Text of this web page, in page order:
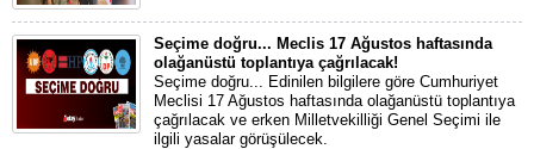
Seçime doğru... Meclis 17 Ağustos haftasında
olağanüstü toplantıya çağrılacak!
Seçime doğru... Edinilen bilgilere göre Cumhuriyet
Meclisi 17 Ağustos haftasında olağanüstü toplantıya
çağrılacak ve erken Milletvekilliği Genel Seçimi ile
ilgili yasalar görüşülecek.